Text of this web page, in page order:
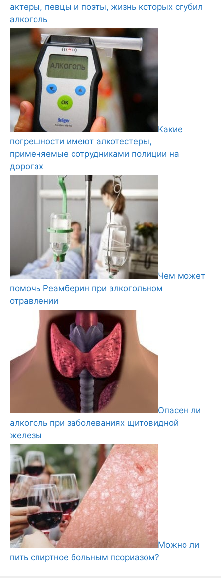
актеры, певцы и поэты, жизнь которых сгубил
алкоголь
Какие
погрешности имеют алкотестеры,
применяемые сотрудниками полиции на
дорогах
Чем может
помочь Реамберин при алкогольном
отравлении
Опасен ли
алкоголь при заболеваниях щитовидной
железы
Можно ли
пить спиртное больным псориазом?